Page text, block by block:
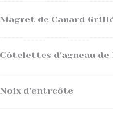
Magret de Canard
Côtelettes d'agneau de
Noix d'entrcôte